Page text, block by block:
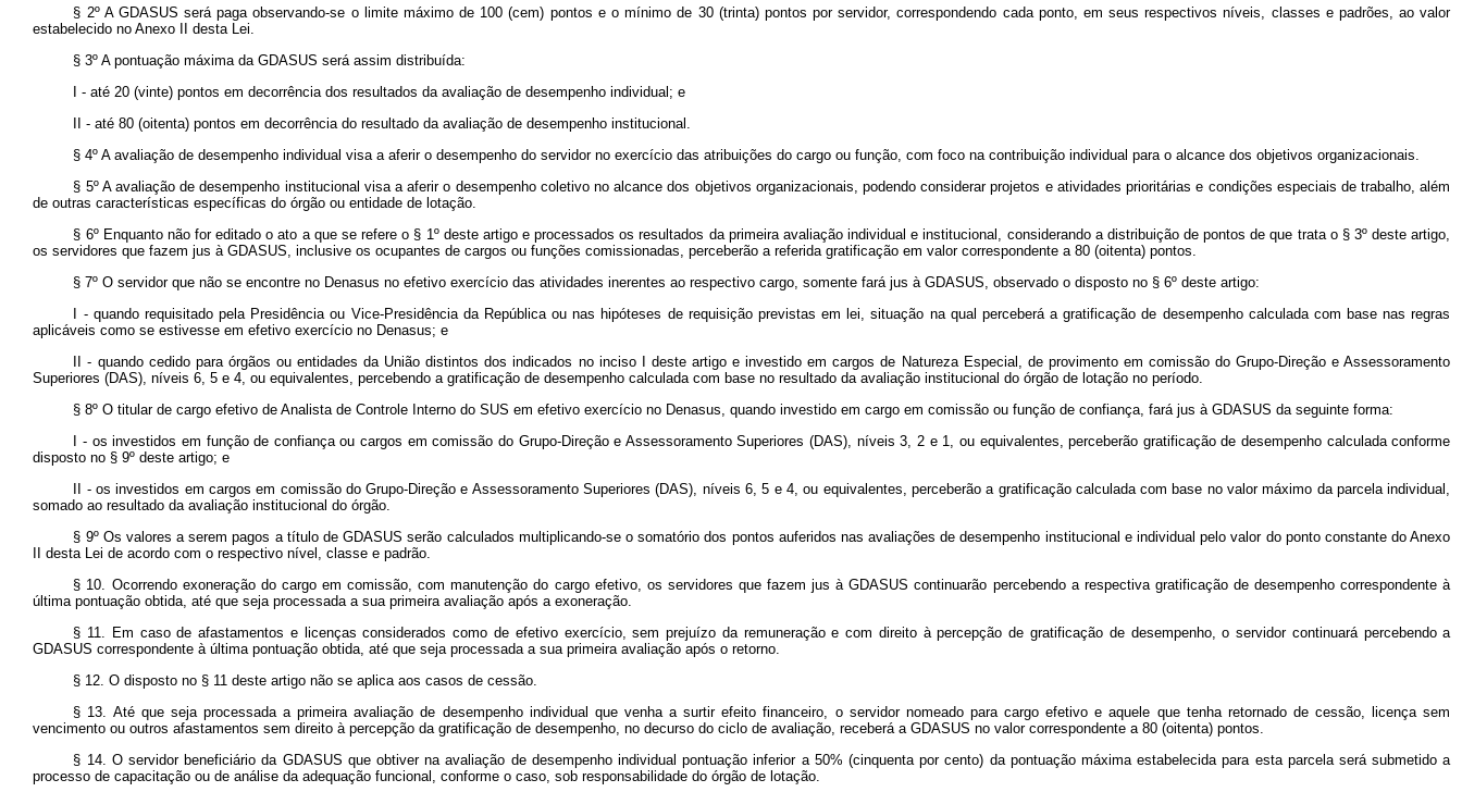
§ 2º A GDASUS será paga observando-se o limite máximo de 100 (cem) pontos e o mínimo de 30 (trinta) pontos por servidor, correspondendo cada ponto, em seus respectivos níveis, classes e padrões, ao valor
estabelecido no Anexo II desta Lei.
§ 3º A pontuação máxima da GDASUS será assim distribuída:
I - até 20 (vinte) pontos em decorrência dos resultados da avaliação de desempenho individual; e
II - até 80 (oitenta) pontos em decorrência do resultado da avaliação de desempenho institucional.
§ 4º A avaliação de desempenho individual visa a aferir o desempenho do servidor no exercício das atribuições do cargo ou função, com foco na contribuição individual para o alcance dos objetivos organizacionais.
§ 5º A avaliação de desempenho institucional visa a aferir o desempenho coletivo no alcance dos objetivos organizacionais, podendo considerar projetos e atividades prioritárias e condições especiais de trabalho, além
de outras características específicas do órgão ou entidade de lotação.
§ 6º Enquanto não for editado o ato a que se refere o § 1º deste artigo e processados os resultados da primeira avaliação individual e institucional, considerando a distribuição de pontos de que trata o § 3º deste artigo,
os servidores que fazem jus à GDASUS, inclusive os ocupantes de cargos ou funções comissionadas, perceberão a referida gratificação em valor correspondente a 80 (oitenta) pontos.
§ 7º O servidor que não se encontre no Denasus no efetivo exercício das atividades inerentes ao respectivo cargo, somente fará jus à GDASUS, observado o disposto no § 6º deste artigo:
I - quando requisitado pela Presidência ou Vice-Presidência da República ou nas hipóteses de requisição previstas em lei, situação na qual perceberá a gratificação de desempenho calculada com base nas regras
aplicáveis como se estivesse em efetivo exercício no Denasus; e
II - quando cedido para órgãos ou entidades da União distintos dos indicados no inciso I deste artigo e investido em cargos de Natureza Especial, de provimento em comissão do Grupo-Direção e Assessoramento
Superiores (DAS), níveis 6, 5 e 4, ou equivalentes, percebendo a gratificação de desempenho calculada com base no resultado da avaliação institucional do órgão de lotação no período.
§ 8º O titular de cargo efetivo de Analista de Controle Interno do SUS em efetivo exercício no Denasus, quando investido em cargo em comissão ou função de confiança, fará jus à GDASUS da seguinte forma:
I - os investidos em função de confiança ou cargos em comissão do Grupo-Direção e Assessoramento Superiores (DAS), níveis 3, 2 e 1, ou equivalentes, perceberão gratificação de desempenho calculada conforme
disposto no § 9º deste artigo; e
II - os investidos em cargos em comissão do Grupo-Direção e Assessoramento Superiores (DAS), níveis 6, 5 e 4, ou equivalentes, perceberão a gratificação calculada com base no valor máximo da parcela individual,
somado ao resultado da avaliação institucional do órgão.
§ 9º Os valores a serem pagos a título de GDASUS serão calculados multiplicando-se o somatório dos pontos auferidos nas avaliações de desempenho institucional e individual pelo valor do ponto constante do Anexo
II desta Lei de acordo com o respectivo nível, classe e padrão.
§ 10. Ocorrendo exoneração do cargo em comissão, com manutenção do cargo efetivo, os servidores que fazem jus à GDASUS continuarão percebendo a respectiva gratificação de desempenho correspondente à
última pontuação obtida, até que seja processada a sua primeira avaliação após a exoneração.
§ 11. Em caso de afastamentos e licenças considerados como de efetivo exercício, sem prejuízo da remuneração e com direito à percepção de gratificação de desempenho, o servidor continuará percebendo a
GDASUS correspondente à última pontuação obtida, até que seja processada a sua primeira avaliação após o retorno.
§ 12. O disposto no § 11 deste artigo não se aplica aos casos de cessão.
§ 13. Até que seja processada a primeira avaliação de desempenho individual que venha a surtir efeito financeiro, o servidor nomeado para cargo efetivo e aquele que tenha retornado de cessão, licença sem
vencimento ou outros afastamentos sem direito à percepção da gratificação de desempenho, no decurso do ciclo de avaliação, receberá a GDASUS no valor correspondente a 80 (oitenta) pontos.
§ 14. O servidor beneficiário da GDASUS que obtiver na avaliação de desempenho individual pontuação inferior a 50% (cinquenta por cento) da pontuação máxima estabelecida para esta parcela será submetido a
processo de capacitação ou de análise da adequação funcional, conforme o caso, sob responsabilidade do órgão de lotação.